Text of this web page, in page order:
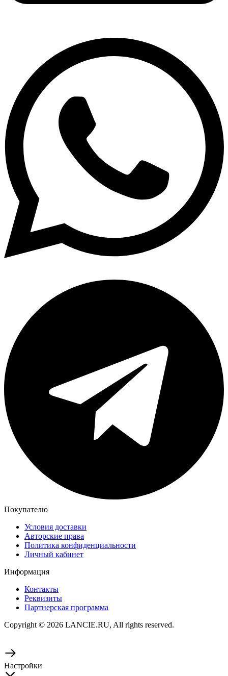
Покупателю
Условия доставки
Авторские права
Политика конфиденциальности
Личный кабинет
Информация
Контакты
Реквизиты
Партнерская программа
Copyright © 2026 LANCIE.RU, All rights reserved.
Настройки